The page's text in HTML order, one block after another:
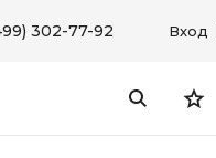
302-77-92 Вход